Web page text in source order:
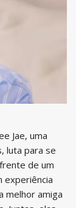
Jae, uma
luta para se
de um
experiência
melhor amiga